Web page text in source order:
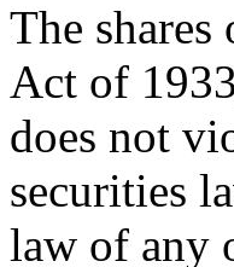
The
Act of
does not
securities
law of any